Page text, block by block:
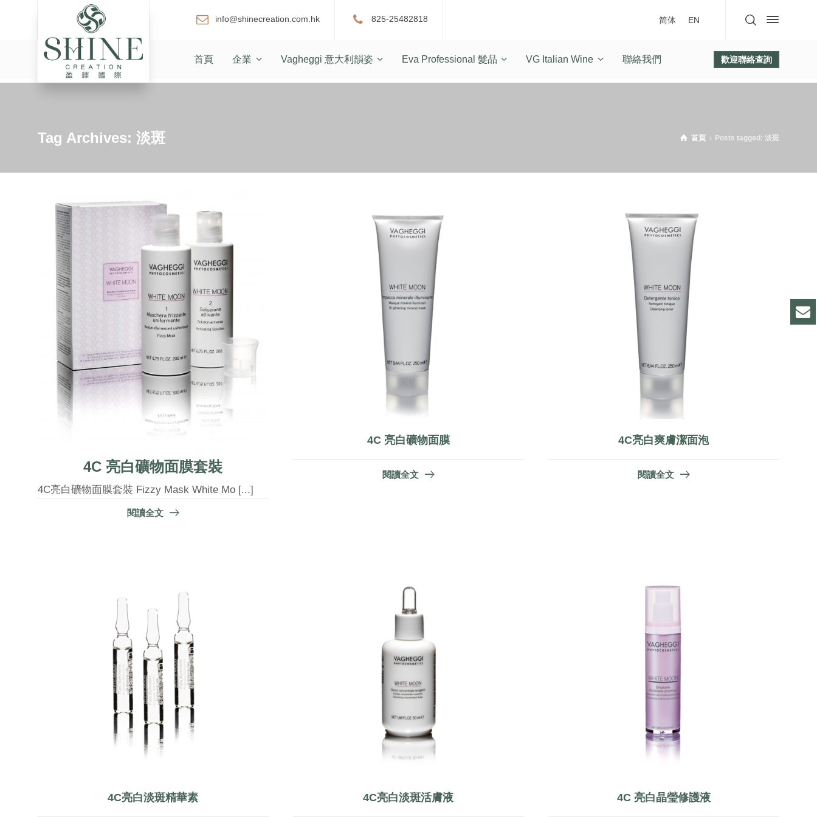
info@shinecreation.com.hk 825-25482818 简体 EN
首頁 企業 Vagheggi 意大利韻姿 Eva Professional 髮品 VG Italian Wine 聯絡我們 歡迎聯絡查詢
Tag Archives: 淡斑 首頁 Posts tagged: 淡斑
4C 亮白礦物面膜套裝
4C亮白礦物面膜套裝 Fizzy Mask White Mo [...]
閱讀全文
4C 亮白礦物面膜
閱讀全文
4C亮白爽膚潔面泡
閱讀全文
4C亮白淡斑精華素 4C亮白淡斑活膚液 4C 亮白晶瑩修護液